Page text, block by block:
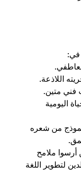
في:
اللاذعة.
فني متين.
اليومية
من شعره
ملامح
لتطوير اللغة